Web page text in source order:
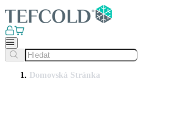
Domovská Stránka